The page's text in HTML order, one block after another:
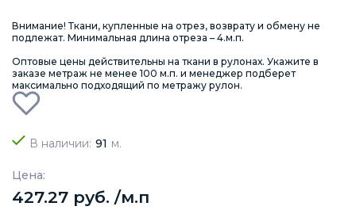
Внимание! Ткани, купленные на отрез, возврату и обмену не
подлежат. Минимальная длина отреза – 4.м.п.
Оптовые цены действительны на ткани в рулонах. Укажите в
заказе метраж не менее 100 м.п. и менеджер подберет
максимально подходящий по метражу рулон.
В наличии: 91 м.
Цена:
427.27 руб. /м.п